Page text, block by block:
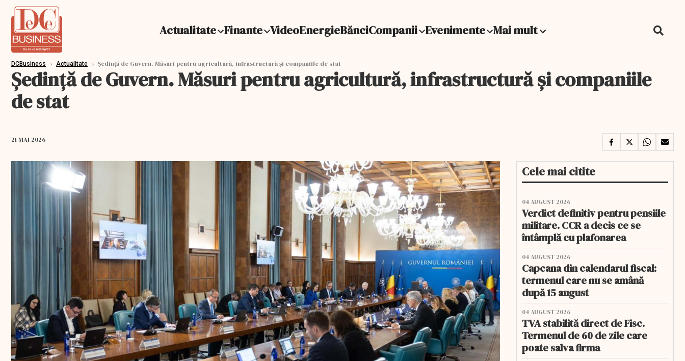
Actualitate Finante VideoEnergieBănciCompanii Evenimente Mai mult
DCBusiness › Actualitate › Şedinţă de Guvern. Măsuri pentru agricultură, infrastructură și companiile de stat
Şedinţă de Guvern. Măsuri pentru agricultură, infrastructură și companiile
de stat
21 MAI 2026
Cele mai citite
04 AUGUST 2026
Verdict definitiv pentru pensiile
militare. CCR a decis ce se
întâmplă cu plafonarea
04 AUGUST 2026
Capcana din calendarul fiscal:
termenul care nu se amână
după 15 august
04 AUGUST 2026
TVA stabilită direct de Fisc.
Termenul de 60 de zile care
poate salva firma